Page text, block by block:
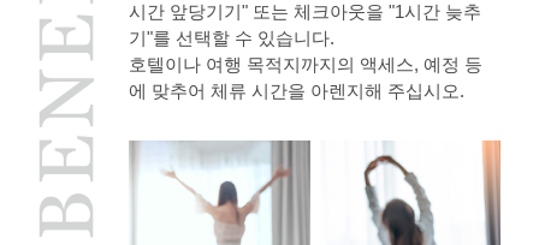
시간 앞당기기" 또는 체크아웃을 "1시간 늦추
기"를 선택할 수 있습니다.
호텔이나 여행 목적지까지의 액세스, 예정 등
에 맞추어 체류 시간을 아렌지해 주십시오.